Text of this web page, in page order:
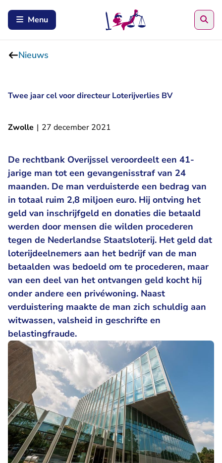
Menu
Nieuws
Twee jaar cel voor directeur Loterijverlies BV
Zwolle | 27 december 2021
De rechtbank Overijssel veroordeelt een 41-
jarige man tot een gevangenisstraf van 24
maanden. De man verduisterde een bedrag van
in totaal ruim 2,8 miljoen euro. Hij ontving het
geld van inschrijfgeld en donaties die betaald
werden door mensen die wilden procederen
tegen de Nederlandse Staatsloterij. Het geld dat
loterijdeelnemers aan het bedrijf van de man
betaalden was bedoeld om te procederen, maar
van een deel van het ontvangen geld kocht hij
onder andere een privéwoning. Naast
verduistering maakte de man zich schuldig aan
witwassen, valsheid in geschrifte en
belastingfraude.